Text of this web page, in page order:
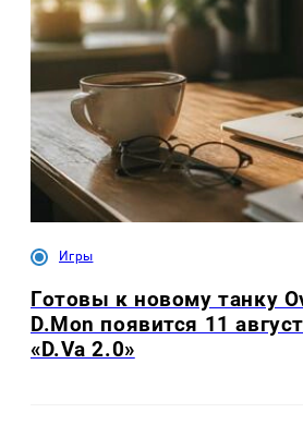
Игры
Готовы к новому танку
D.Mon появится 11
«D.Va 2.0»